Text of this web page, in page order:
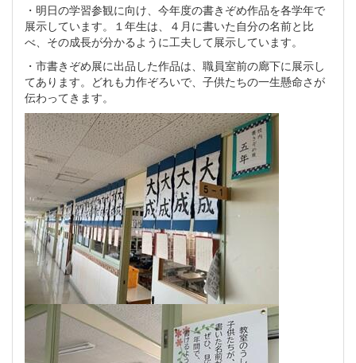
・明日の学習参観に向け、今年度の書きぞめ作品を各学年で
展示しています。１年生は、４月に書いた自分の名前と比
べ、その成長が分かるように工夫して展示しています。
・市書きぞめ展に出品した作品は、職員室前の廊下に展示し
てあります。どれも力作ぞろいで、子供たちの一生懸命さが
伝わってきます。